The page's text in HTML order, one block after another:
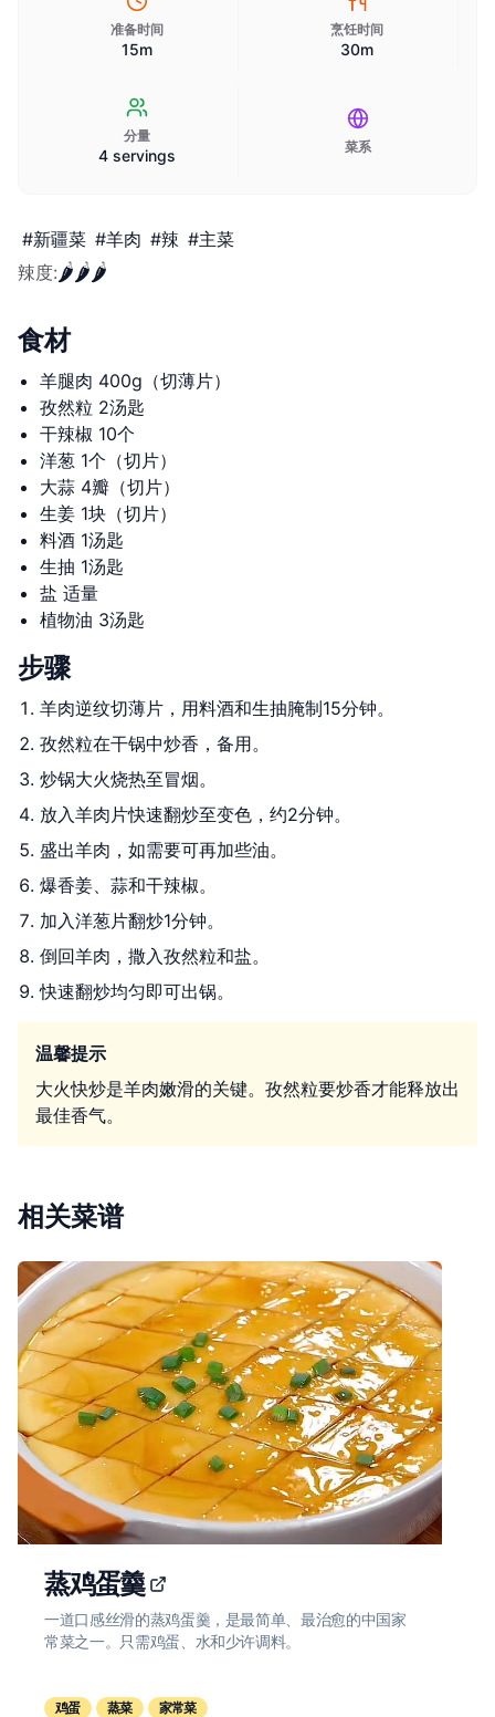
准备时间
15m
烹饪时间
30m
分量
4 servings 菜系
#新疆菜 #羊肉 #辣 #主菜
辣度:🌶️🌶️🌶️
食材
羊腿肉 400g（切薄片）
孜然粒 2汤匙
干辣椒 10个
洋葱 1个（切片）
大蒜 4瓣（切片）
生姜 1块（切片）
料酒 1汤匙
生抽 1汤匙
盐 适量
植物油 3汤匙
步骤
羊肉逆纹切薄片，用料酒和生抽腌制15分钟。
孜然粒在干锅中炒香，备用。
炒锅大火烧热至冒烟。
放入羊肉片快速翻炒至变色，约2分钟。
盛出羊肉，如需要可再加些油。
爆香姜、蒜和干辣椒。
加入洋葱片翻炒1分钟。
倒回羊肉，撒入孜然粒和盐。
快速翻炒均匀即可出锅。
温馨提示
大火快炒是羊肉嫩滑的关键。孜然粒要炒香才能释放出
最佳香气。
相关菜谱
蒸鸡蛋羹
一道口感丝滑的蒸鸡蛋羹，是最简单、最治愈的中国家
常菜之一。只需鸡蛋、水和少许调料。
鸡蛋 蒸菜 家常菜